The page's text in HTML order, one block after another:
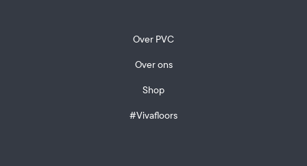
Over PVC
Over ons
Shop
#Vivafloors